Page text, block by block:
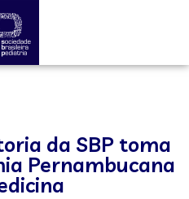
da SBP toma
Pernambucana